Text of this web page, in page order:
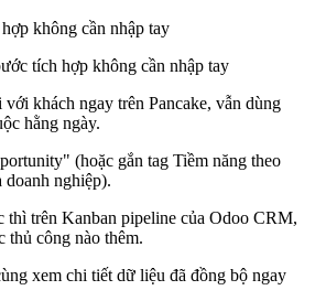
tích hợp không cần nhập tay
với khách ngay trên Pancake, vẫn dùng
hằng ngày.
(hoặc gắn tag Tiềm năng theo
doanh nghiệp).
thì trên Kanban pipeline của Odoo CRM,
thủ công nào thêm.
xem chi tiết dữ liệu đã đồng bộ ngay